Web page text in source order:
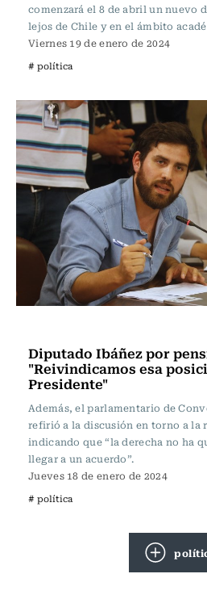
comenzará el 8 de abril un nuevo
lejos de Chile y en el ámbito
Viernes 19 de enero de 2024
# política
Diputado Ibáñez por
"Reivindicamos esa
Presidente"
Además, el parlamentario de
refirió a la discusión en torno a la
indicando que “la derecha no ha
llegar a un acuerdo”.
Jueves 18 de enero de 2024
# política